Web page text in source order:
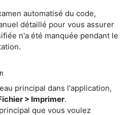
automatisé du code,
détaillé pour vous assurer
n'a été manquée pendant le
principal dans l'application,
> Imprimer.
que vous voulez